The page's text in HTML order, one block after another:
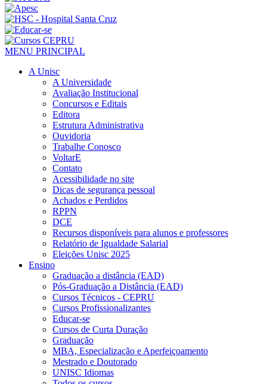
MENU PRINCIPAL
A Unisc
A Universidade
Avaliação Institucional
Concursos e Editais
Editora
Estrutura Administrativa
Ouvidoria
Trabalhe Conosco
VoltarE
Contato
Acessibilidade no site
Dicas de segurança pessoal
Achados e Perdidos
RPPN
DCE
Recursos disponíveis para alunos e professores
Relatório de Igualdade Salarial
Eleições Unisc 2025
Ensino
Graduação a distância (EAD)
Pós-Graduação a Distância (EAD)
Cursos Técnicos - CEPRU
Cursos Profissionalizantes
Educar-se
Cursos de Curta Duração
Graduação
MBA, Especialização e Aperfeiçoamento
Mestrado e Doutorado
UNISC Idiomas